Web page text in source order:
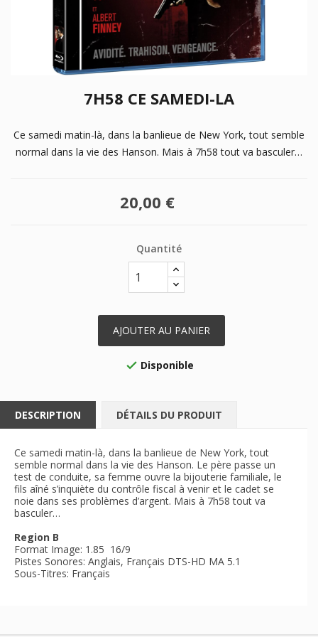
7H58 CE SAMEDI-LA
Ce samedi matin-là, dans la banlieue de New York, tout semble
normal dans la vie des Hanson. Mais à 7h58 tout va basculer…
20,00 €
Quantité
AJOUTER AU PANIER
 Disponible
DESCRIPTION DÉTAILS DU PRODUIT
Ce samedi matin-là, dans la banlieue de New York, tout
semble normal dans la vie des Hanson. Le père passe un
test de conduite, sa femme ouvre la bijouterie familiale, le
fils aîné s’inquiète du contrôle fiscal à venir et le cadet se
noie dans ses problèmes d’argent. Mais à 7h58 tout va
basculer…
Region B
Format Image: 1.85 16/9
Pistes Sonores: Anglais, Français DTS-HD MA 5.1
Sous-Titres: Français